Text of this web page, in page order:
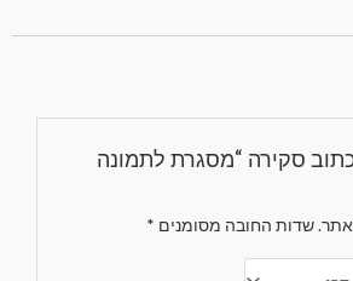
סקירה “מסגרת לתמונה
שדות החובה מסומנים *